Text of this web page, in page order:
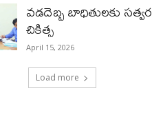
వడదెబ్బ బాధితులకు సత్వర
చికిత్స
April 15, 2026
Load more